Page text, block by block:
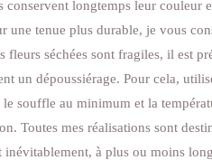
conservent longtemps leur couleur
une tenue plus durable, je vous
fleurs séchées sont fragiles, il est
un dépoussiérage. Pour cela,
le souffle au minimum et la
Toutes mes réalisations sont
inévitablement, à plus ou moins